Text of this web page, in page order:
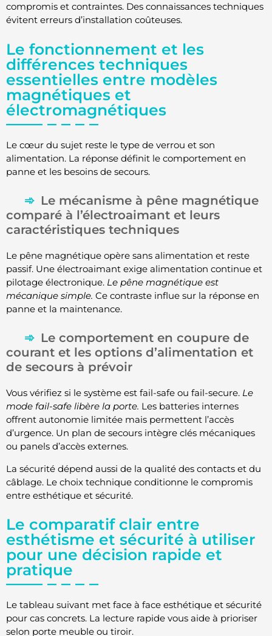
compromis et contraintes. Des connaissances techniques
évitent erreurs d’installation coûteuses.
Le fonctionnement et les
différences techniques
essentielles entre modèles
magnétiques et
électromagnétiques
Le cœur du sujet reste le type de verrou et son
alimentation. La réponse définit le comportement en
panne et les besoins de secours.
Le mécanisme à pêne magnétique
comparé à l’électroaimant et leurs
caractéristiques techniques
Le pêne magnétique opère sans alimentation et reste
passif. Une électroaimant exige alimentation continue et
pilotage électronique. Le pêne magnétique est
mécanique simple. Ce contraste influe sur la réponse en
panne et la maintenance.
Le comportement en coupure de
courant et les options d’alimentation et
de secours à prévoir
Vous vérifiez si le système est fail-safe ou fail-secure. Le
mode fail-safe libère la porte. Les batteries internes
offrent autonomie limitée mais permettent l’accès
d’urgence. Un plan de secours intègre clés mécaniques
ou panels d’accès externes.
La sécurité dépend aussi de la qualité des contacts et du
câblage. Le choix technique conditionne le compromis
entre esthétique et sécurité.
Le comparatif clair entre
esthétisme et sécurité à utiliser
pour une décision rapide et
pratique
Le tableau suivant met face à face esthétique et sécurité
pour cas concrets. La lecture rapide vous aide à prioriser
selon porte meuble ou tiroir.